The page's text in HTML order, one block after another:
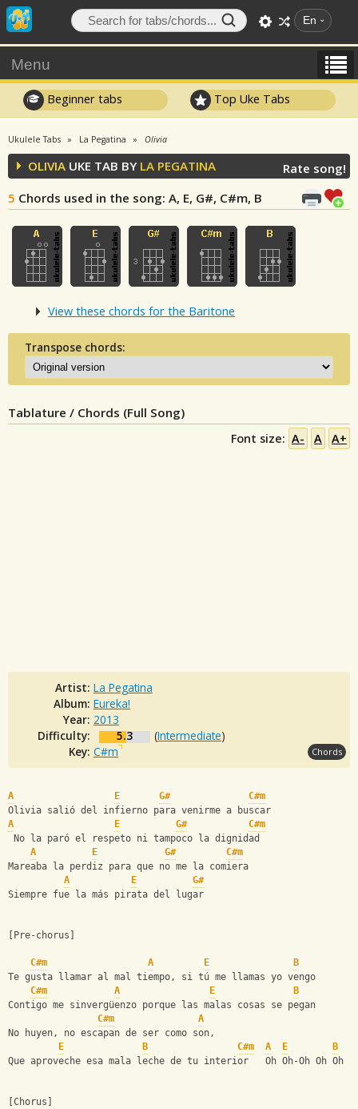
En
Menu
Beginner tabs Top Uke Tabs
Ukulele Tabs La Pegatina Olivia
OLIVIA UKE TAB BY LA PEGATINA
5 Chords used in the song: A, E, G#, C#m, B
Rate song!
View these chords for the Baritone
Transpose chords:
Tablature / Chords (Full Song)
Font size: A- A A+
Artist: La Pegatina
Album: Eureka!
Year: 2013
Difficulty:
5.3 (Intermediate)
Key: C#m Chords
A E G#
C#m
Olivia salió del infierno para venirme a buscar
A
E G#
C#m
No la paró el respeto ni tampoco la dignidad
A
E G#
C#m
Mareaba la perdiz para que no me la comiera
A
E
G#
Siempre fue la más pirata del lugar
[Pre-chorus]
C#m A E
B
Te gusta llamar al mal tiempo, si tú me llamas yo vengo
C#m
A E
B
Contigo me sinvergüenzo porque las malas cosas se pegan
C#m
A
No huyen, no escapan de ser como son,
E
B C#m A E
B
Que aproveche esa mala leche de tu interior   Oh Oh-Oh Oh Oh
[Chorus]